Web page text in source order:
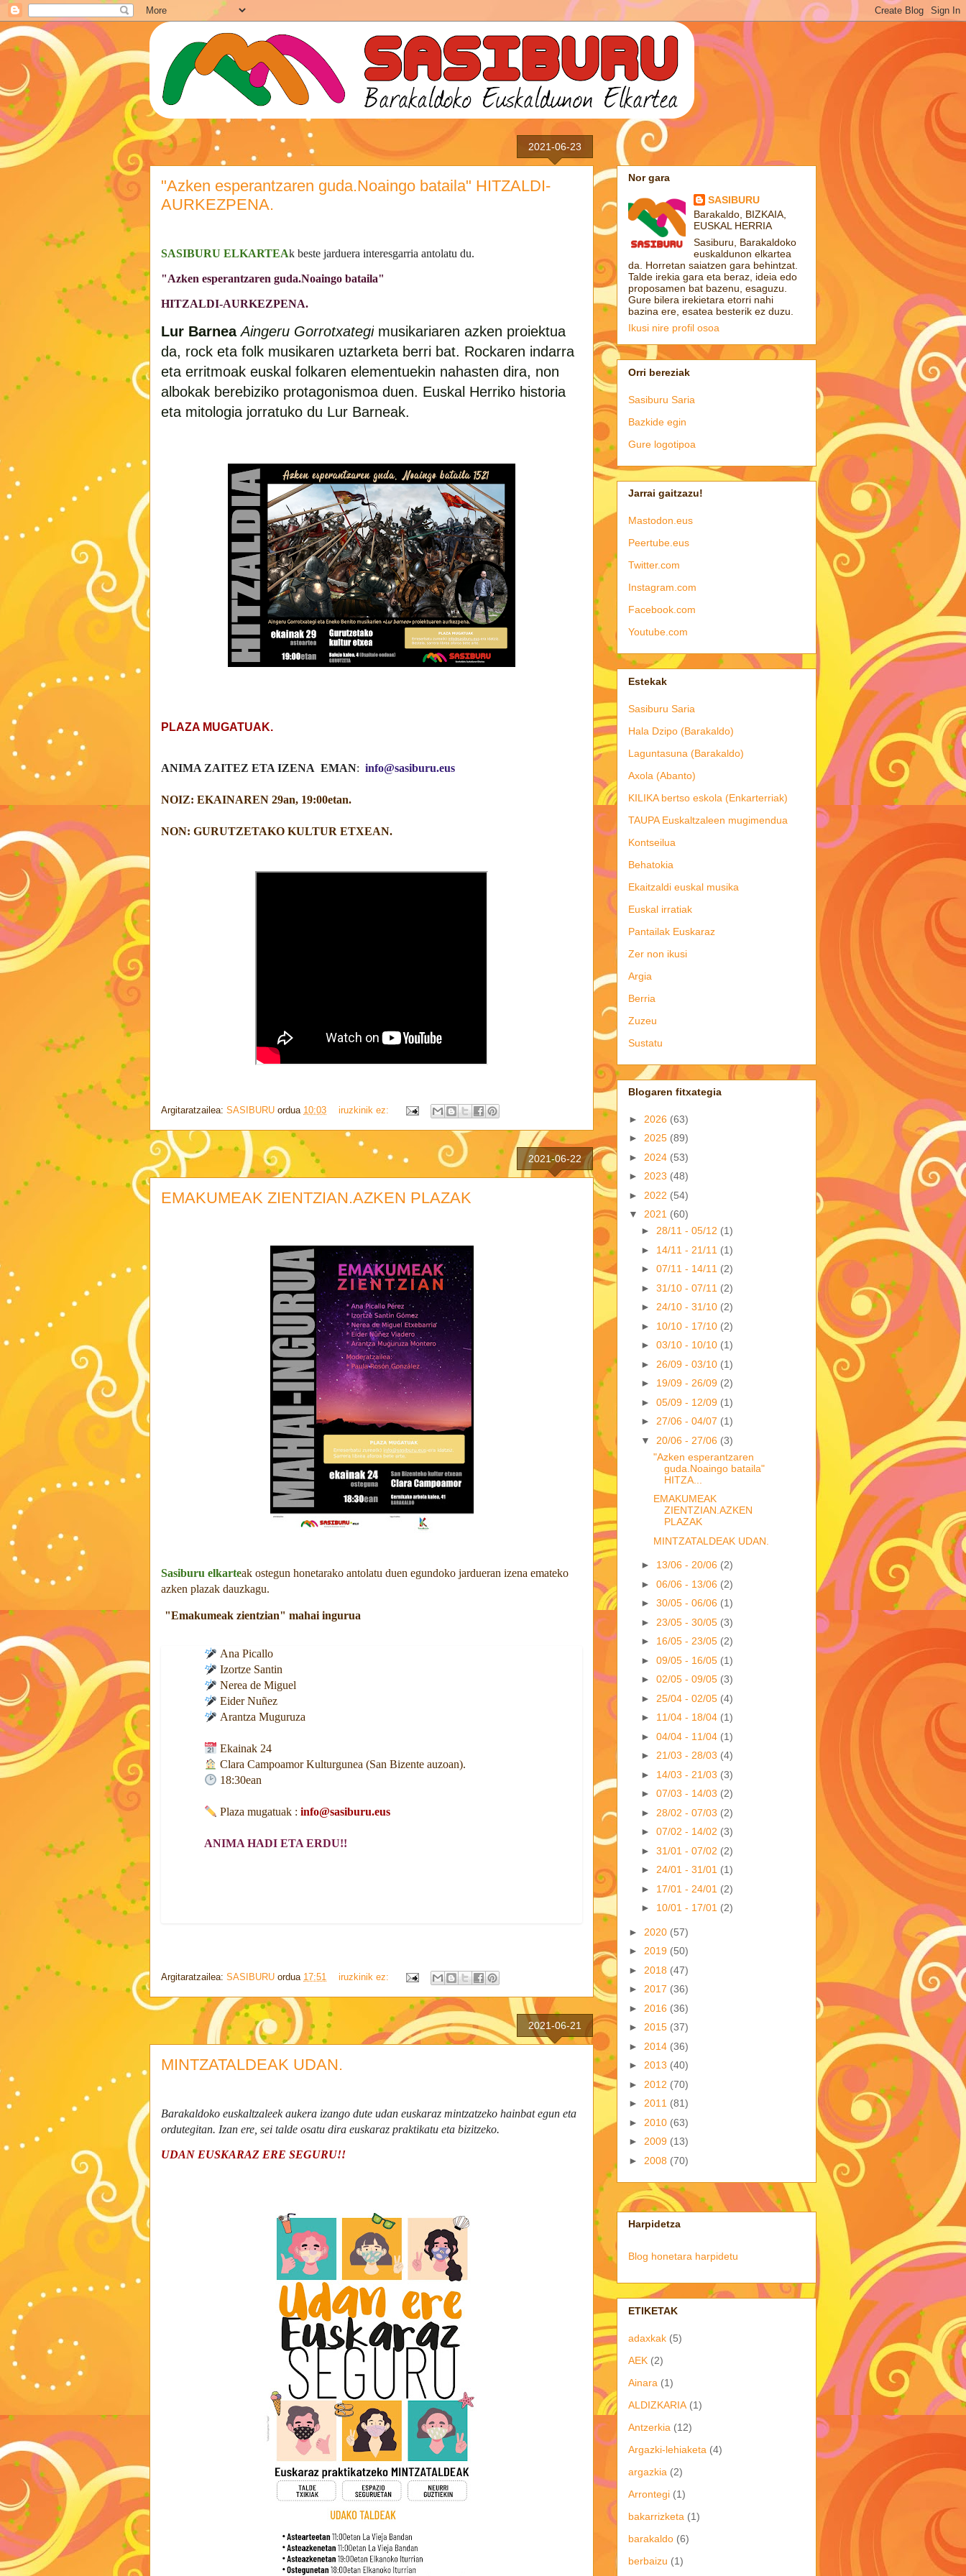
2021-06-23
"Azken esperantzaren guda.Noaingo bataila" HITZALDI-
AURKEZPENA.
SASIBURU ELKARTEAk beste jarduera interesgarria antolatu du.
"Azken esperantzaren guda.Noaingo bataila"
HITZALDI-AURKEZPENA.
Lur BarneaAingeru Gorrotxategi musikariaren azken proiektua
da, rock eta folk musikaren uztarketa berri bat. Rockaren indarra
eta erritmoak euskal folkaren elementuekin nahasten dira, non
albokak berebiziko protagonismoa duen. Euskal Herriko historia
eta mitologia jorratuko du Lur Barneak.
PLAZA MUGATUAK.
ANIMA ZAITEZ ETA IZENA EMAN: info@sasiburu.eus
NOIZ: EKAINAREN 29an, 19:00etan.
NON: GURUTZETAKO KULTUR ETXEAN.
Argitaratzailea: SASIBURU ordua 10:03 iruzkinik ez:
2021-06-22
EMAKUMEAK ZIENTZIAN.AZKEN PLAZAK
Sasiburu elkarteak ostegun honetarako antolatu duen egundoko jardueran izena emateko
azken plazak dauzkagu.
"Emakumeak zientzian" mahai ingurua
Ana Picallo
Izortze Santin
Nerea de Miguel
Eider Nuñez
Arantza Muguruza
Ekainak 24
Clara Campoamor Kulturgunea (San Bizente auzoan).
18:30ean
Plaza mugatuak : info@sasiburu.eus
ANIMA HADI ETA ERDU!!
Argitaratzailea: SASIBURU ordua 17:51 iruzkinik ez:
2021-06-21
MINTZATALDEAK UDAN.
Barakaldoko euskaltzaleek aukera izango dute udan euskaraz mintzatzeko hainbat egun eta
ordutegitan. Izan ere, sei talde osatu dira euskaraz praktikatu eta bizitzeko.
UDAN EUSKARAZ ERE SEGURU!!
Nor gara
SASIBURU
Barakaldo, BIZKAIA,
EUSKAL HERRIA
Sasiburu, Barakaldoko
euskaldunon elkartea
da. Horretan saiatzen gara behintzat.
Talde irekia gara eta beraz, ideia edo
proposamen bat bazenu, esaguzu.
Gure bilera irekietara etorri nahi
bazina ere, esatea besterik ez duzu.
Ikusi nire profil osoa
Orri bereziak
Sasiburu Saria
Bazkide egin
Gure logotipoa
Jarrai gaitzazu!
Mastodon.eus
Peertube.eus
Twitter.com
Instagram.com
Facebook.com
Youtube.com
Estekak
Sasiburu Saria
Hala Dzipo (Barakaldo)
Laguntasuna (Barakaldo)
Axola (Abanto)
KILIKA bertso eskola (Enkarterriak)
TAUPA Euskaltzaleen mugimendua
Kontseilua
Behatokia
Ekaitzaldi euskal musika
Euskal irratiak
Pantailak Euskaraz
Zer non ikusi
Argia
Berria
Zuzeu
Sustatu
Blogaren fitxategia
► 2026 (63)
► 2025 (89)
► 2024 (53)
► 2023 (48)
► 2022 (54)
▼ 2021 (60)
► 28/11 - 05/12 (1)
► 14/11 - 21/11 (1)
► 07/11 - 14/11 (2)
► 31/10 - 07/11 (2)
► 24/10 - 31/10 (2)
► 10/10 - 17/10 (2)
► 03/10 - 10/10 (1)
► 26/09 - 03/10 (1)
► 19/09 - 26/09 (2)
► 05/09 - 12/09 (1)
► 27/06 - 04/07 (1)
▼ 20/06 - 27/06 (3)
"Azken esperantzaren
guda.Noaingo bataila"
HITZA...
EMAKUMEAK
ZIENTZIAN.AZKEN
PLAZAK
MINTZATALDEAK UDAN.
► 13/06 - 20/06 (2)
► 06/06 - 13/06 (2)
► 30/05 - 06/06 (1)
► 23/05 - 30/05 (3)
► 16/05 - 23/05 (2)
► 09/05 - 16/05 (1)
► 02/05 - 09/05 (3)
► 25/04 - 02/05 (4)
► 11/04 - 18/04 (1)
► 04/04 - 11/04 (1)
► 21/03 - 28/03 (4)
► 14/03 - 21/03 (3)
► 07/03 - 14/03 (2)
► 28/02 - 07/03 (2)
► 07/02 - 14/02 (3)
► 31/01 - 07/02 (2)
► 24/01 - 31/01 (1)
► 17/01 - 24/01 (2)
► 10/01 - 17/01 (2)
► 2020 (57)
► 2019 (50)
► 2018 (47)
► 2017 (36)
► 2016 (36)
► 2015 (37)
► 2014 (36)
► 2013 (40)
► 2012 (70)
► 2011 (81)
► 2010 (63)
► 2009 (13)
► 2008 (70)
Harpidetza
Blog honetara harpidetu
ETIKETAK
adaxkak (5)
AEK (2)
Ainara (1)
ALDIZKARIA (1)
Antzerkia (12)
Argazki-lehiaketa (4)
argazkia (2)
Arrontegi (1)
bakarrizketa (1)
barakaldo (6)
berbaizu (1)